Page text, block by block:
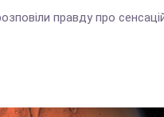
правду про